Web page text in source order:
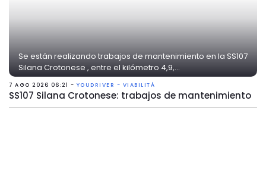
Se están realizando trabajos de mantenimiento en la SS107
Silana Crotonese , entre el kilómetro 4,9,...
7 AGO 2026 06:21 - YOUDRIVER - VIABILITÀ
SS107 Silana Crotonese: trabajos de mantenimiento